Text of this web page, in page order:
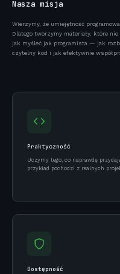
Nasza misja
Wierzymy, że umiejętność
Dlatego tworzymy materiały, które
jak myśleć jak programista — jak
czytelny kod i jak efektywnie
Praktyczność
Uczymy tego, co naprawdę
przykład pochodzi z realnych
Dostępność